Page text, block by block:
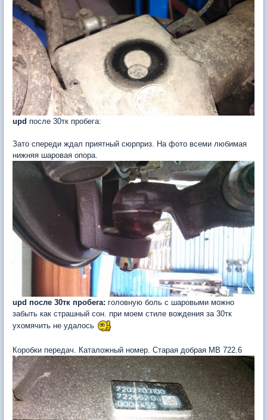
upd после 30тк пробега:
Зато спереди ждал приятный сюрприз. На фото всеми любимая
нижняя шаровая опора.
upd после 30тк пробега: головную боль с шаровыми можно
забыть как страшный сон. при моем стиле вождения за 30тк
ухомячить не удалось
Коробки передач. Каталожный номер. Старая добрая MB 722.6